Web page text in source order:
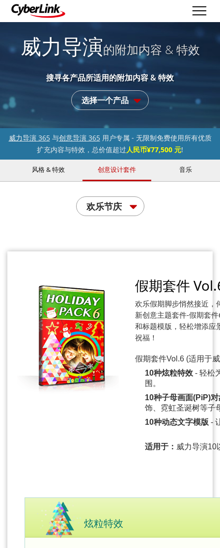
威力导演的附加内容 & 特效
搜寻各产品所适用的附加内容 & 特效
选择一个产品
威力导演 365与创意导演 365用户专属 - 无限制免费使用所有优质
扩充内容与特效，总价值超过人民币¥77,500 元!
风格 & 特效 创意设计套件 音乐
欢乐节庆
假期套件
欢乐假期脚步悄然接近，
新创意主题套件-假期套
和标题模版，轻松增添应
祝福！
假期套件Vol.6 (适用于
10种炫粒特效 - 轻松
围。
10种子母画面(PiP)
饰、霓虹圣诞树等子
10种动态文字模版 -
适用于： 威力导演10
炫粒特效